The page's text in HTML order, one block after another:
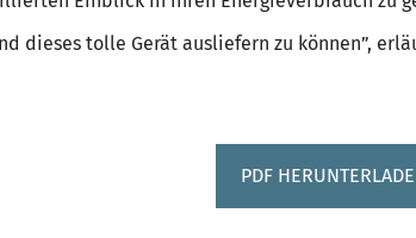
dieses tolle Gerät ausliefern zu können”,
PDF